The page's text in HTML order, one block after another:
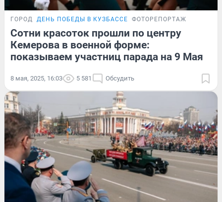
ГОРОД ДЕНЬ ПОБЕДЫ В КУЗБАССЕ ФОТОРЕПОРТАЖ
Сотни красоток прошли по центру
Кемерова в военной форме:
показываем участниц парада на 9 Мая
8 мая, 2025, 16:03 5 581 Обсудить